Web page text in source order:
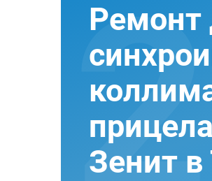
Ремонт
прицела
Зенит